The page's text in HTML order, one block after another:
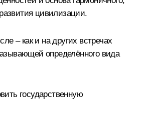
цивилизации.
– как и на других встречах
определённого вида
государственную